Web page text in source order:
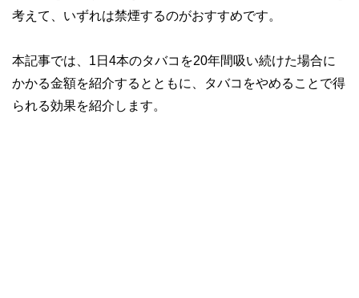
考えて、いずれは禁煙するのがおすすめです。
本記事では、1日4本のタバコを20年間吸い続けた場合に
かかる金額を紹介するとともに、タバコをやめることで得
られる効果を紹介します。